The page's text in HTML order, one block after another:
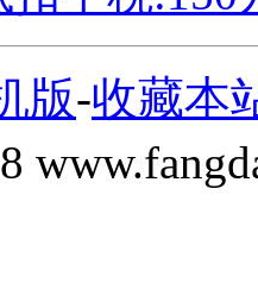
版-收藏本